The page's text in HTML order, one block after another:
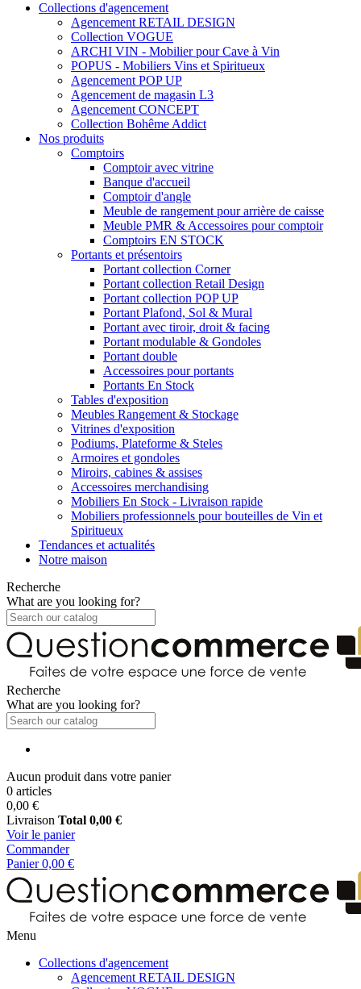
Collections d'agencement
Agencement RETAIL DESIGN
Collection VOGUE
ARCHI VIN - Mobilier pour Cave à Vin
POPUS - Mobiliers Vins et Spiritueux
Agencement POP UP
Agencement de magasin L3
Agencement CONCEPT
Collection Bohême Addict
Nos produits
Comptoirs
Comptoir avec vitrine
Banque d'accueil
Comptoir d'angle
Meuble de rangement pour arrière de caisse
Meuble PMR & Accessoires pour comptoir
Comptoirs EN STOCK
Portants et présentoirs
Portant collection Corner
Portant collection Retail Design
Portant collection POP UP
Portant Plafond, Sol & Mural
Portant avec tiroir, droit & facing
Portant modulable & Gondoles
Portant double
Accessoires pour portants
Portants En Stock
Tables d'exposition
Meubles Rangement & Stockage
Vitrines d'exposition
Podiums, Plateforme & Steles
Armoires et gondoles
Miroirs, cabines & assises
Accessoires merchandising
Mobiliers En Stock - Livraison rapide
Mobiliers professionnels pour bouteilles de Vin et
Spiritueux
Tendances et actualités
Notre maison
Recherche
What are you looking for?
Recherche
What are you looking for?
Aucun produit dans votre panier
0 articles
0,00 €
Livraison Total 0,00 €
Voir le panier
Commander
Panier 0,00 €
Menu
Collections d'agencement
Agencement RETAIL DESIGN